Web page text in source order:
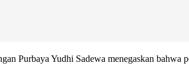
Purbaya Yudhi Sadewa menegaskan